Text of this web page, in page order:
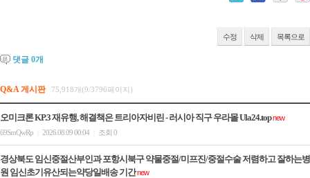
수정 삭제 목록으로
댓글 0개
Q&A 게시판 75,918개(9/3796페이지)
오미크론 KP.3 재유행, 해결책은 트리아자비린 - 러시아 직구 우라몰 Ula24.topnew
69SmQwRp
2026.08.09 00:04 조회 0
경상북도 임신중절산부인과 포항시북구 약물중절/미프진/중절수술 저렴하고 잘하는병
원 임신초기유산되는약당일배송 기간new